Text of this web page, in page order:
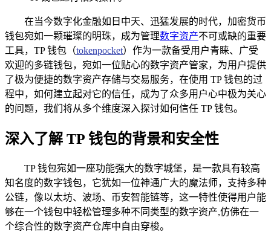
在当今数字化金融如日中天、迅猛发展的时代，加密货币
钱包宛如一颗璀璨的明珠，成为管理数字资产不可或缺的重要
工具，TP 钱包（tokenpocket）作为一款备受用户青睐、广受
欢迎的多链钱包，宛如一位贴心的数字资产管家，为用户提供
了极为便捷的数字资产存储与交易服务，在使用 TP 钱包的过
程中，如何建立起对它的信任，成为了众多用户心中极为关心
的问题，我们将从多个维度深入探讨如何信任 TP 钱包。
深入了解 TP 钱包的背景和安全性
TP 钱包宛如一座功能强大的数字城堡，是一款具有较高
知名度的数字钱包，它犹如一位神通广大的魔法师，支持多种
公链，像以太坊、波场、币安智能链等，这一特性使得用户能
够在一个钱包中轻松管理多种不同类型的数字资产,仿佛在一
个综合性的数字资产仓库中自由穿梭。